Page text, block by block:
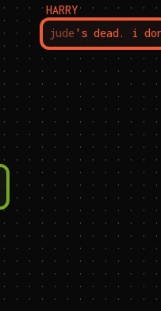
HARRY
jude 's dead. i